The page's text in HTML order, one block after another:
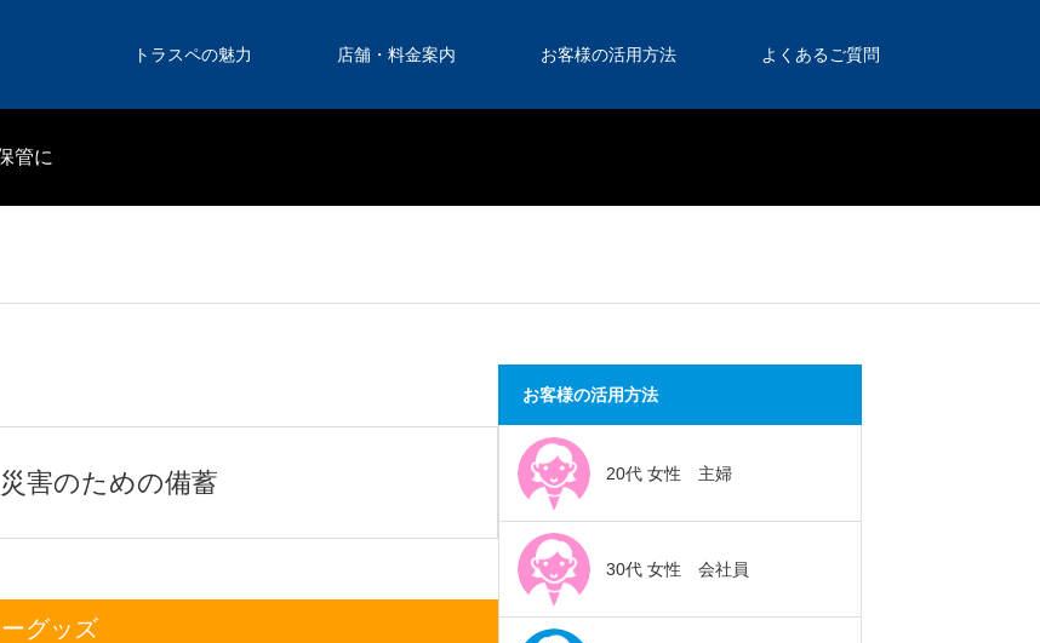
トラスペの魅力 店舗・料金案内 お客様の活用方法 よくあるご質問
管に
害のための備蓄
グッズ
お客様の活用方法
20代 女性 主婦
30代 女性 会社員